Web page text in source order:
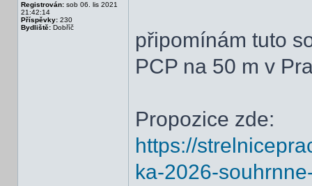
Registrován: sob 06. lis 2021
21:42:14
Příspěvky: 230
Bydliště: Dobříč
připomínám tuto
PCP na 50 m v
Propozice zde:
https://
ka-2026-